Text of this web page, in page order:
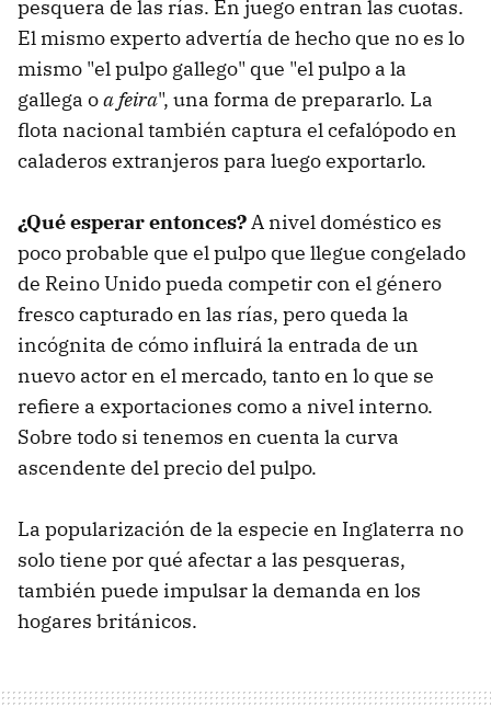
pesquera de las rías. En juego entran las cuotas.
El mismo experto advertía de hecho que no es lo
mismo "el pulpo gallego" que "el pulpo a la
gallega oa feira", una forma de prepararlo. La
flota nacional también captura el cefalópodo en
caladeros extranjeros para luego exportarlo.
¿Qué esperar entonces?A nivel doméstico es
poco probable que el pulpo que llegue congelado
de Reino Unido pueda competir con el género
fresco capturado en las rías, pero queda la
incógnita de cómo influirá la entrada de un
nuevo actor en el mercado, tanto en lo que se
refiere a exportaciones como a nivel interno.
Sobre todo si tenemos en cuenta la curva
ascendente del precio del pulpo.
La popularización de la especie en Inglaterra no
solo tiene por qué afectar a las pesqueras,
también puede impulsar la demanda en los
hogares británicos.